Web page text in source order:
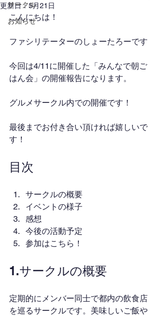
サークル
お知らせ
更新日：5月21日
こんにちは！
ファシリテーターのしょーたろーです
今回は4/11に開催した「みんなで朝ご
はん会」の開催報告になります。
グルメサークル内での開催です！
最後までお付き合い頂ければ嬉しいで
す！
目次
サークルの概要
イベントの様子
感想
今後の活動予定
参加はこちら！
1.サークルの概要
定期的にメンバー同士で都内の飲食店
を巡るサークルです。美味しいご飯や